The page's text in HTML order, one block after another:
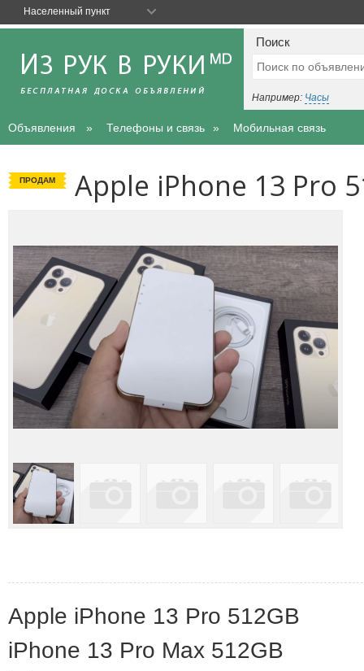
Поиск
Например: Часы
Объявления Телефоны и связь Мобильная связь
ПРОДАМ Apple iPhone 13 Pro
Apple iPhone 13 Pro 512GB
iPhone 13 Pro Max 512GB
Населенный пункт